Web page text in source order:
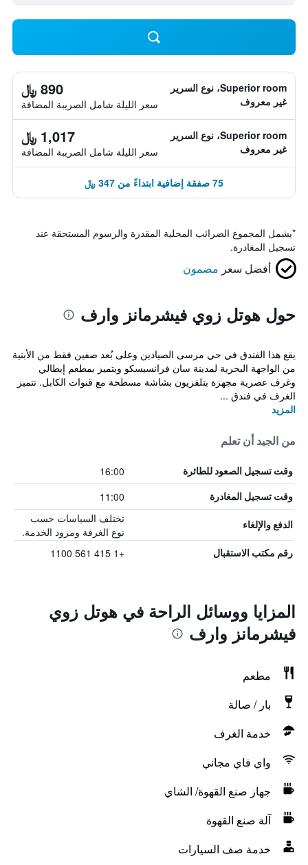
Superior room، نوع السرير
غير معروف
890 ﷼
سعر الليلة شامل الصريبة المضافة
Superior room، نوع السرير
غير معروف
1,017 ﷼
سعر الليلة شامل الصريبة المضافة
75 صفقة إضافية ابتداءً من 347 ﷼
*يشمل المجموع الضرائب المحلية المقدرة والرسوم المستحقة عند
تسجيل المغادرة.
أفضل سعر مضمون
حول هوتل زوي فيشرمانز وارف
يقع هذا الفندق في حي مرسى الصيادين وعلى بُعد صفين فقط من الأبنية
من الواجهة البحرية لمدينة سان فرانسيسكو ويتميز بمطعم إيطالي
وغرف عصرية مجهزة بتلفزيون بشاشة مسطحة مع قنوات الكابل. تتميز
الغرف في فندق ...
المزيد
من الجيد أن تعلم
وقت تسجيل الصعود للطائرة 16:00
وقت تسجيل المغادرة 11:00
الدفع والإلغاء
تختلف السياسات حسب
نوع الغرفة ومزود الخدمة.
رقم مكتب الاستقبال +1 415 561 1100
المزايا ووسائل الراحة في هوتل زوي
فيشرمانز وارف
مطعم
بار / صالة
خدمة الغرف
واي فاي مجاني
جهاز صنع القهوة/ الشاي
آلة صنع القهوة
خدمة صف السيارات